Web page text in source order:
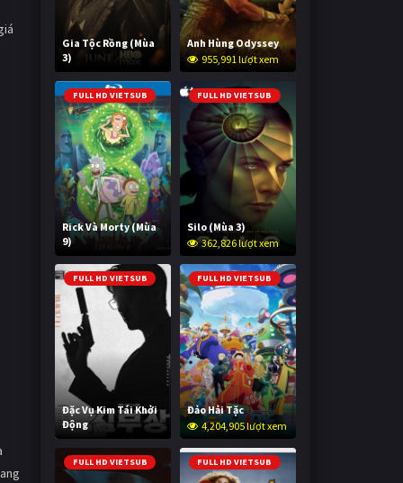
Gia Tộc Rồng (Mùa
3)
2,021,807 lượt xem
Anh Hùng Odyssey
955,991 lượt xem
FULL HD VIETSUB
Rick Và Morty (Mùa
9)
2,996,656 lượt xem
FULL HD VIETSUB
Silo (Mùa 3)
362,826 lượt xem
FULL HD VIETSUB
Đặc Vụ Kim Tái Khởi
Động
595,672 lượt xem
FULL HD VIETSUB
Đảo Hải Tặc
4,204,905 lượt xem
FULL HD VIETSUB FULL HD VIETSUB